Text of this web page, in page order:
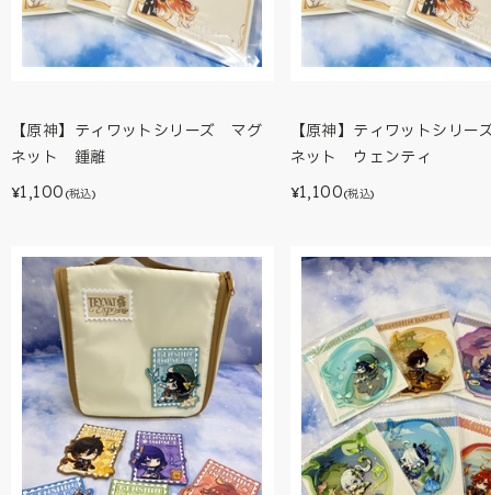
【原神】ティワットシリーズ マグ
ネット 鍾離
¥1,100 (税込)
【原神】ティワットシリ
ネット ウェンティ
¥1,100(税込)